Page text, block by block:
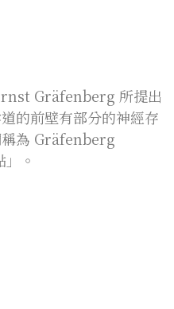
Gräfenberg 所提出
的前壁有部分的神經存
稱為 Gräfenberg
。